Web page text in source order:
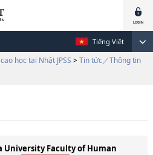
Tiếng Việt
học tại Nhật JPSS > Tin tức／Thông tin
University Faculty of Human